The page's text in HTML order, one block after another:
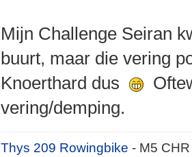
Mijn Challenge Seiran
buurt, maar die vering
Knoerthard dus
vering/demping.
Thys 209 Rowingbike- M5